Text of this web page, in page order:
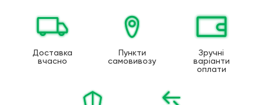
Доставка
вчасно
Пункти
самовивозу
Зручні
варіанти
оплати